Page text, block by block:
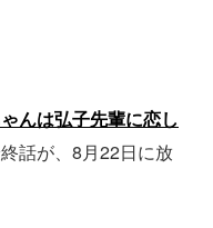
んは弘子先輩に恋し
話が、8月22日に放